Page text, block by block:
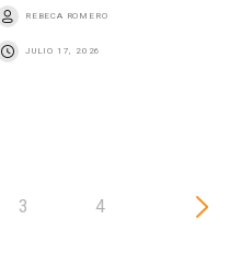
REBECA ROMERO
JULIO 17, 2026
3 4